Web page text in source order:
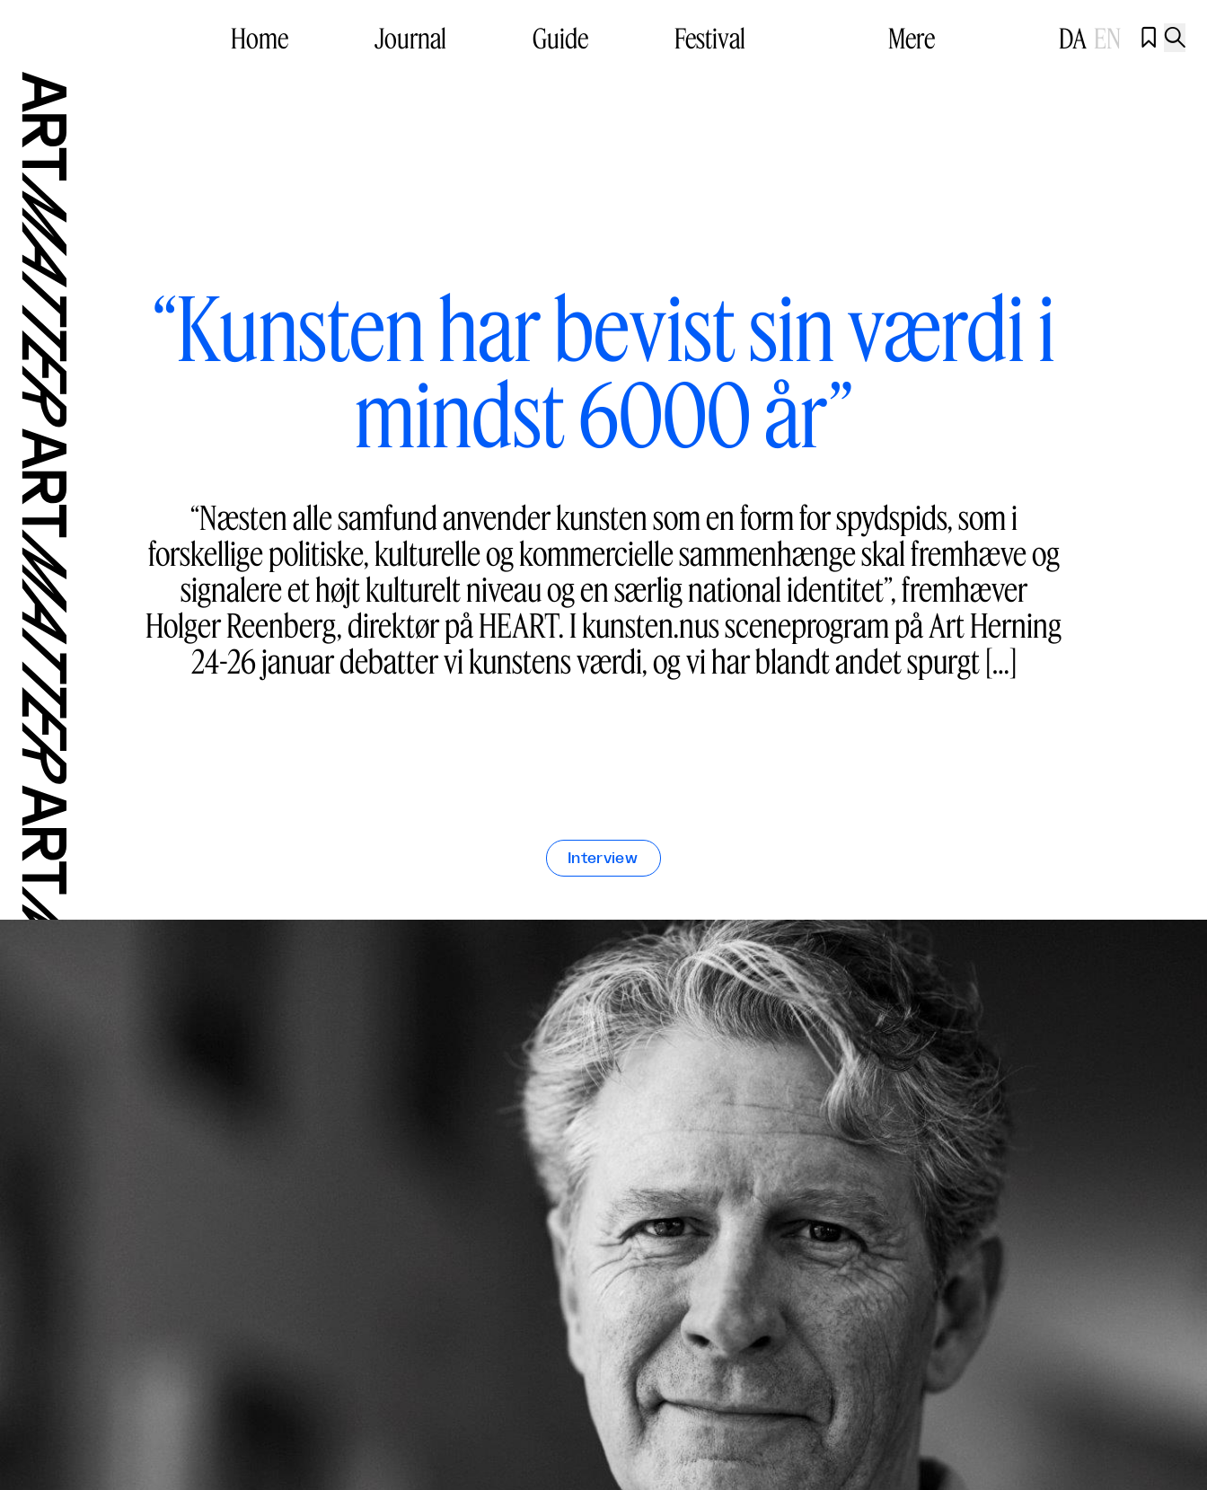
Home Journal Guide Festival Mere DA EN  
“Kunsten har bevist sin værdi i
mindst 6000 år”
“Næsten alle samfund anvender kunsten som en form for spydspids, som i
forskellige politiske, kulturelle og kommercielle sammenhænge skal fremhæve og
signalere et højt kulturelt niveau og en særlig national identitet”, fremhæver
Holger Reenberg, direktør på HEART. I kunsten.nus sceneprogram på Art Herning
24-26 januar debatter vi kunstens værdi, og vi har blandt andet spurgt […]
Interview